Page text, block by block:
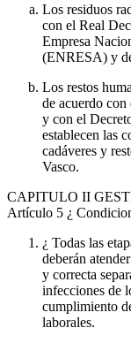
Los residuos
con el Real
Empresa
(ENRESA) y
Los restos
de acuerdo
y con el
establecen las
cadáveres y
Vasco.
CAPITULO II
Artículo 5 ¿
¿ Todas las
deberán
y correcta
infecciones de
cumplimiento
laborales.